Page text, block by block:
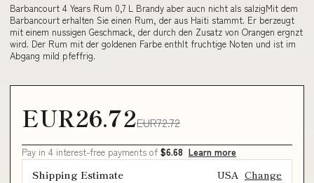
Barbancourt 4 Years Rum 0,7 L Brandy aber aucn nicht als salzigMit dem
Barbancourt erhalten Sie einen Rum, der aus Haiti stammt. Er berzeugt
mit einem nussigen Geschmack, der durch den Zusatz von Orangen ergnzt
wird. Der Rum mit der goldenen Farbe enthlt fruchtige Noten und ist im
Abgang mild pfeffrig.
EUR26.72EUR72.72
Pay in 4 interest-free payments of $6.68 Learn more
Shipping Estimate USA Change